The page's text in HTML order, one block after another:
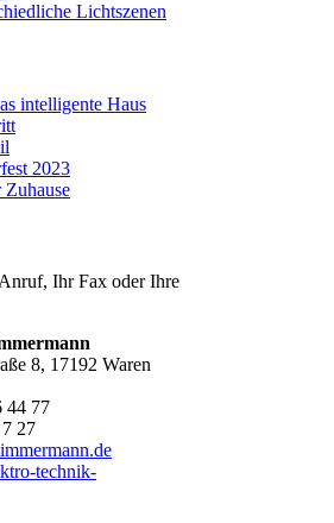
Lichtszenen
intelligente Haus
2023
Zuhause
Ihr Fax oder Ihre
8, 17192 Waren
44 77
27
technik-